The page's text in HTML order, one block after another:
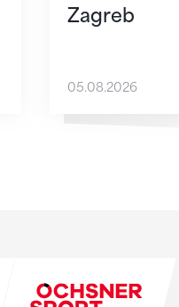
Zagreb
05.08.2026